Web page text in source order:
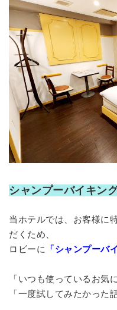
シャンプーバイキン
当ホテルでは、お客様に
だくため、
ロビーに
「シャンプーバ
「いつも使っているお気
「一度試してみたかった